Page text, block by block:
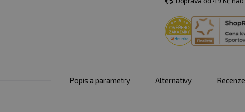
Popis a parametry Alternativy Recenze